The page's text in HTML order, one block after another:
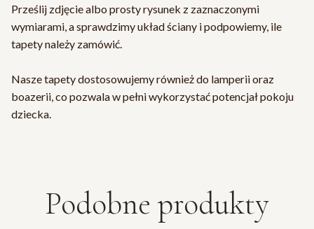
Prześlij zdjęcie albo prosty rysunek z zaznaczonymi
wymiarami, a sprawdzimy układ ściany i podpowiemy, ile
tapety należy zamówić.
Nasze tapety dostosowujemy również do lamperii oraz
boazerii, co pozwala w pełni wykorzystać potencjał pokoju
dziecka.
Podobne produkty